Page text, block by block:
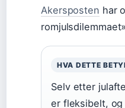
Akersposten har
HVA DETTE
Selv etter
er fleksibelt,